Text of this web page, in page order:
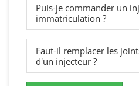
Puis-je commander un
immatriculation ?
Faut-il remplacer les
d'un injecteur ?